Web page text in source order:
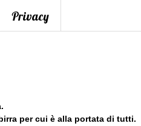
Privacy
per cui è alla portata di tutti.